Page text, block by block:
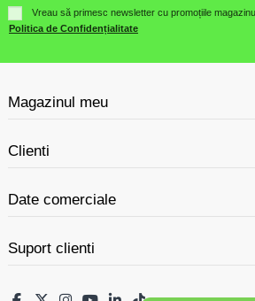
Vreau să primesc newsletter cu promoțiile
Politica de Confidențialitate
Magazinul meu
Clienti
Date comerciale
Suport clienti